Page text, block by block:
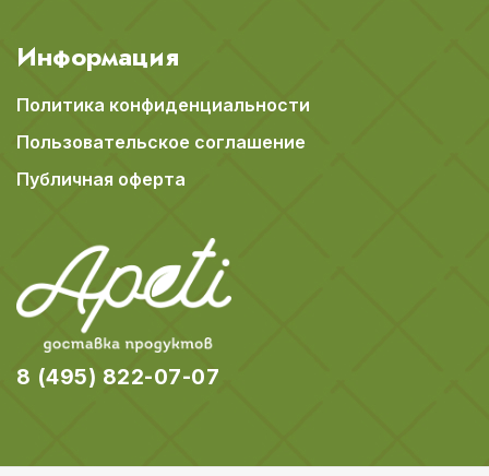
Информация
Политика конфиденциальности
Пользовательское соглашение
Публичная оферта
8 (495) 822-07-07